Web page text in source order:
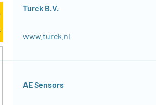
Turck B.V.
www.turck.nl
AE Sensors